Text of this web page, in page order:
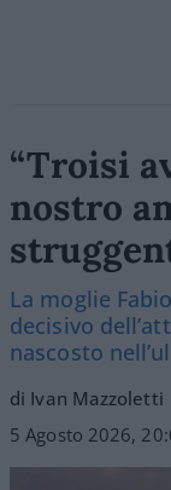
“Troisi
nostro
La moglie
decisivo
nascosto
di Ivan Mazzoletti
5 Agosto 2026,